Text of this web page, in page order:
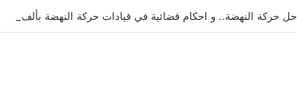
حل حركة النهضة.. و احكام قضائية في قيادات حركة النهضة بألف و400عام سجــن……